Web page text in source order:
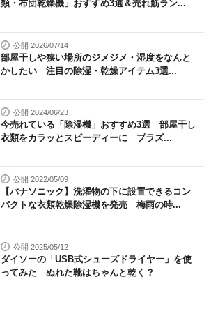
類・布団乾燥機」おすすめ3選＆売れ筋ラン...
公開 2026/07/14
部屋干しや狭い場所のジメジメ・湿度をなんと
かしたい 注目の除湿・乾燥アイテム3選...
公開 2024/06/23
今売れている「除湿機」おすすめ3選 部屋干し
衣類をカラッとスピーディーに プラズ...
公開 2022/05/09
【パナソニック】洗濯物の下に設置できるコン
パクトな衣類乾燥除湿機を発売 梅雨の時...
公開 2025/05/12
ダイソーの「USB式シューズドライヤー」を使
ってみた ぬれた靴はちゃんと乾く？